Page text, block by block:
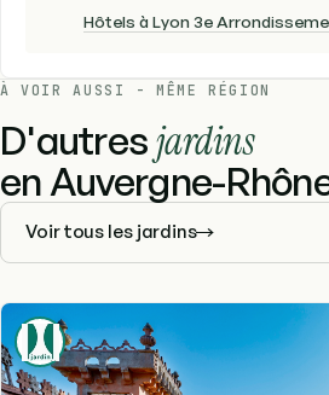
Hôtels à Lyon 3e
À VOIR AUSSI - MÊME RÉGION
D'autresjardins
en Auvergne-
Voir tous les jardins